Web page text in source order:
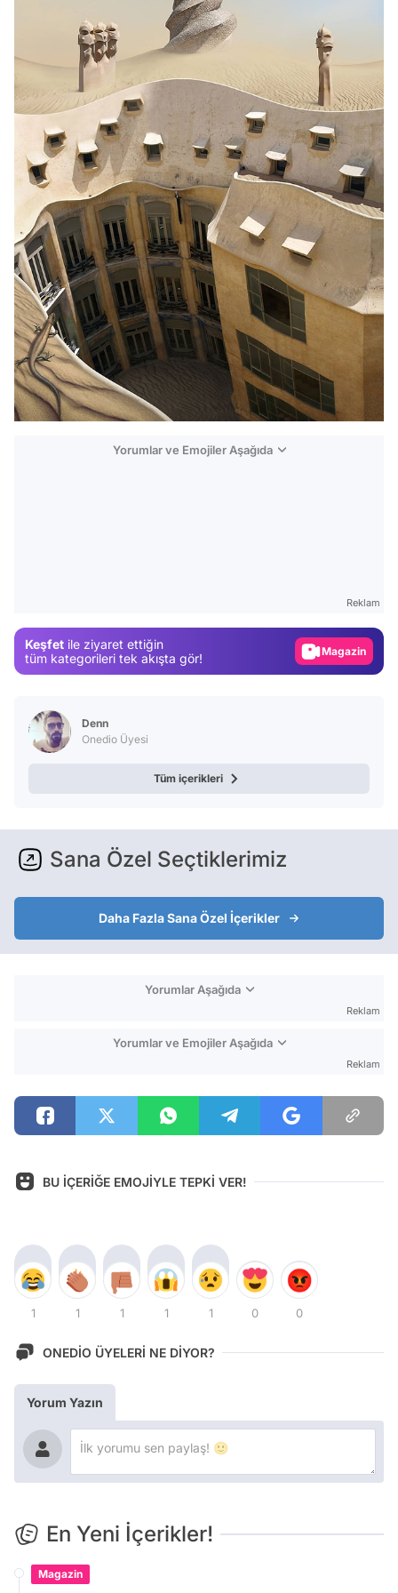
Yorumlar ve Emojiler Aşağıda
Reklam
Keşfet ile ziyaret ettiğin
tüm kategorileri tek akışta gör!
Video
Denn
Onedio Üyesi
Tüm içerikleri
Sana Özel Seçtiklerimiz
Daha Fazla Sana Özel İçerikler
Yorumlar Aşağıda
Reklam
Yorumlar ve Emojiler Aşağıda
Reklam
BU İÇERİĞE EMOJİYLE TEPKİ VER!
1 1 1 1 1 0 0
ONEDİO ÜYELERİ NE DİYOR?
Yorum Yazın
En Yeni İçerikler!
Magazin